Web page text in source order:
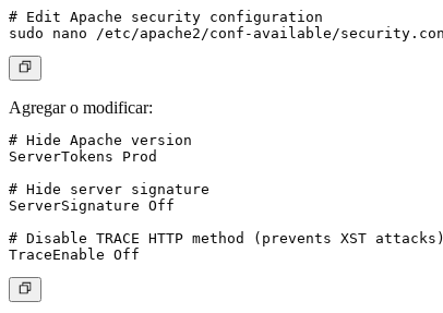
# Edit Apache security configuration
Agregar o modificar:
# Hide Apache version
ServerTokens Prod
# Hide server signature
ServerSignature Off
# Disable TRACE HTTP method (prevents XST attacks)